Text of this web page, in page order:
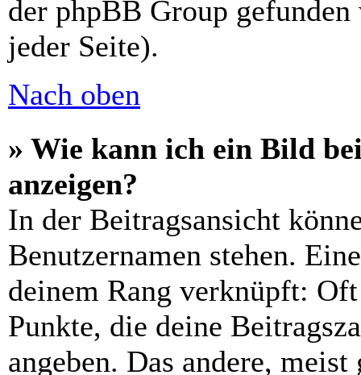
der phpBB Group
jeder Seite).
Nach oben
» Wie kann ich ein Bild
anzeigen?
In der Beitragsansicht
Benutzernamen stehen.
deinem Rang verknüpft:
Punkte, die deine
angeben. Das andere,